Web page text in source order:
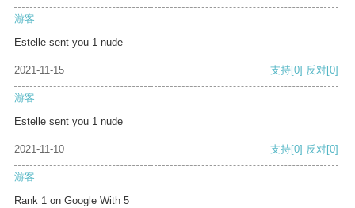
游客
Estelle sent you 1 nude
2021-11-15 支持[0] 反对[0]
游客
Estelle sent you 1 nude
2021-11-10 支持[0] 反对[0]
游客
Rank 1 on Google With 5